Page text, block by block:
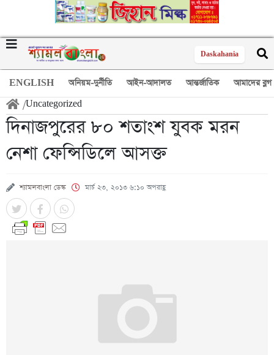
Daskahania
ENGLISH অনিয়ম-দুর্নীতি আইন-আদালত আন্তর্জাতিক আমাদের ব্লগ
/Uncategorized
দিনাজপুরের ৮০ শতাংশ যুবক মরন
নেশা ফেন্সিডিলে আসক্ত
শ্যামলবাংলা ডেস্ক মার্চ ২৩, ২০১৩ ৬:১০ অপরাহ্ণ